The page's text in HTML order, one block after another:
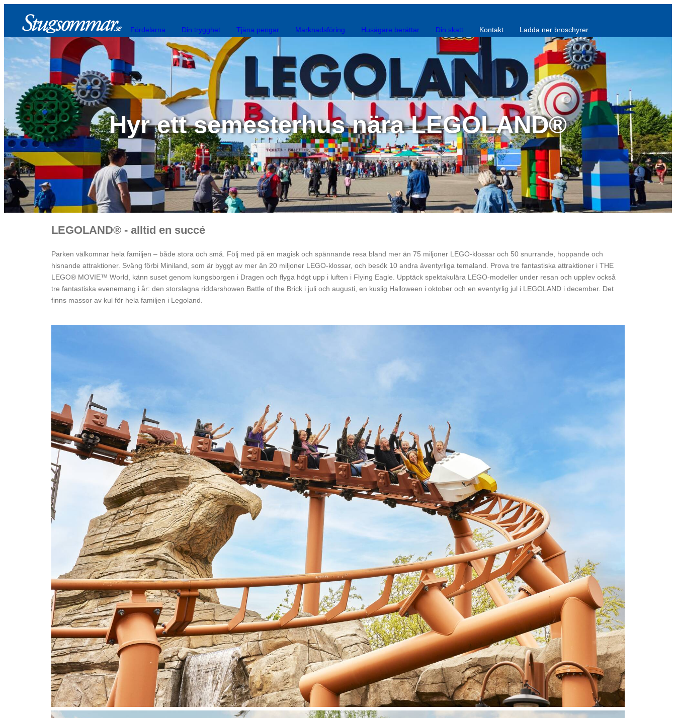
Fördelarna Din trygghet Tjäna pengar Marknadsföring Husägare berättar Din skatt Kontakt Ladda ner broschyrer
Hyr ett semesterhus nära LEGOLAND®
LEGOLAND® - alltid en succé
Parken välkomnar hela familjen – både stora och små. Följ med på en magisk och spännande resa bland mer än 75 miljoner LEGO-klossar och 50 snurrande, hoppande och
hisnande attraktioner. Sväng förbi Miniland, som är byggt av mer än 20 miljoner LEGO-klossar, och besök 10 andra äventyrliga temaland. Prova tre fantastiska attraktioner i THE
LEGO® MOVIE™ World, känn suset genom kungsborgen i Dragen och flyga högt upp i luften i Flying Eagle. Upptäck spektakulära LEGO-modeller under resan och upplev också
tre fantastiska evenemang i år: den storslagna riddarshowen Battle of the Brick i juli och augusti, en kuslig Halloween i oktober och en eventyrlig jul i LEGOLAND i december. Det
finns massor av kul för hela familjen i Legoland.